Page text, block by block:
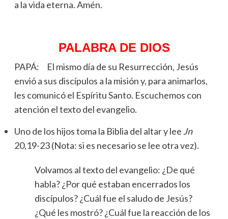
a la vida eterna. Amén.
PALABRA DE DIOS
PAPÁ: El mismo día de su Resurrección, Jesús
envió a sus discípulos a la misión y, para animarlos,
les comunicó el Espíritu Santo. Escuchemos con
atención el texto del evangelio.
Uno de los hijos toma la Biblia del altar y lee Jn
20,19-23 (Nota: si es necesario se lee otra vez).
Volvamos al texto del evangelio: ¿De qué
habla? ¿Por qué estaban encerrados los
discípulos? ¿Cuál fue el saludo de Jesús?
¿Qué les mostró? ¿Cuál fue la reacción de los